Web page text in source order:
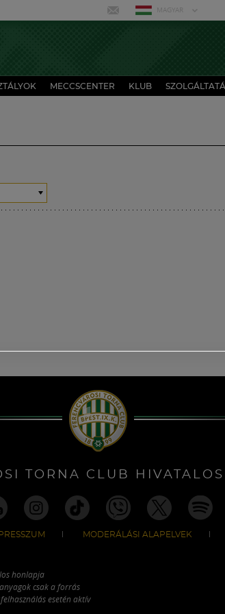
MAGYAR
MECCSCENTER KLUB
TORNA CLUB
MODERÁLÁSI ALAPELVEK
honlapja
csak a forrás
esetén aktív